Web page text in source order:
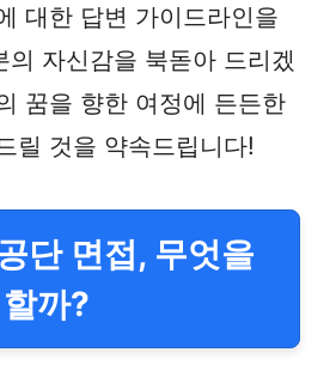
대한 답변 가이드라인을
의 자신감을 북돋아 드리겠
꿈을 향한 여정에 든든한
릴 것을 약속드립니다!
단 면접, 무엇을
까?